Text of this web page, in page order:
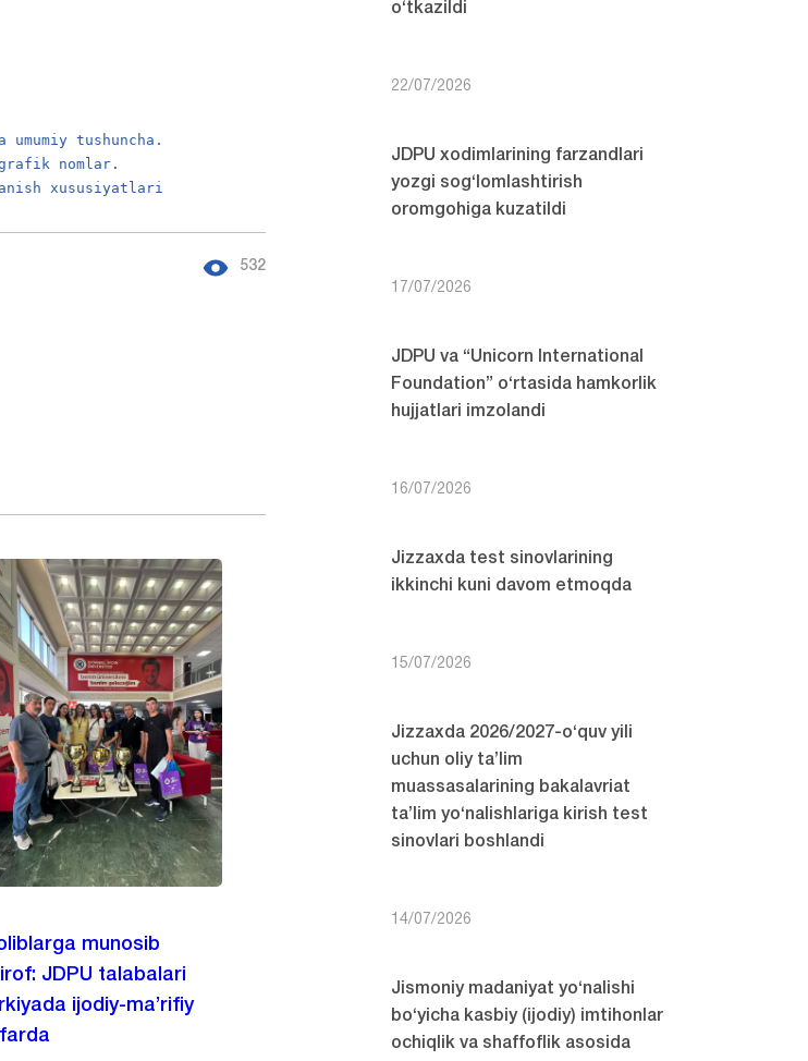
tushuncha.
nomlar.
xususiyatlari
532
munosib
JDPU talabalari
ijodiy-ma’rifiy
o‘tkazildi
22/07/2026
JDPU xodimlarining farzandlari
yozgi sog‘lomlashtirish
oromgohiga kuzatildi
17/07/2026
JDPU va “Unicorn International
Foundation” o‘rtasida hamkorlik
hujjatlari imzolandi
16/07/2026
Jizzaxda test sinovlarining
ikkinchi kuni davom etmoqda
15/07/2026
Jizzaxda 2026/2027-o‘quv yili
uchun oliy ta’lim
muassasalarining bakalavriat
ta’lim yo‘nalishlariga kirish test
sinovlari boshlandi
14/07/2026
Jismoniy madaniyat yo‘nalishi
bo‘yicha kasbiy (ijodiy) imtihonlar
ochiqlik va shaffoflik asosida